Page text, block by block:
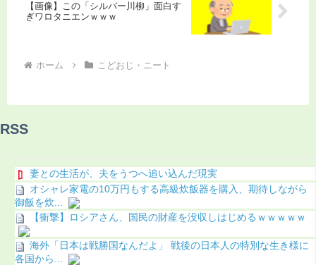
【画像】この「シルバー川柳」面白す
ぎワロタニエンｗｗｗ
ホーム こどおじ・ニート
RSS
妻との生活が、夫をうつへ追い込んだ現実
オシャレ家電の10万円もする高級炊飯器を購入、期待しながら
御飯を炊...
【衝撃】ロシアさん、国民の財産を没収しはじめるｗｗｗｗｗ
海外「日本は戦勝国なんだよ」 戦後の日本人の特別な生き様に
各国から...